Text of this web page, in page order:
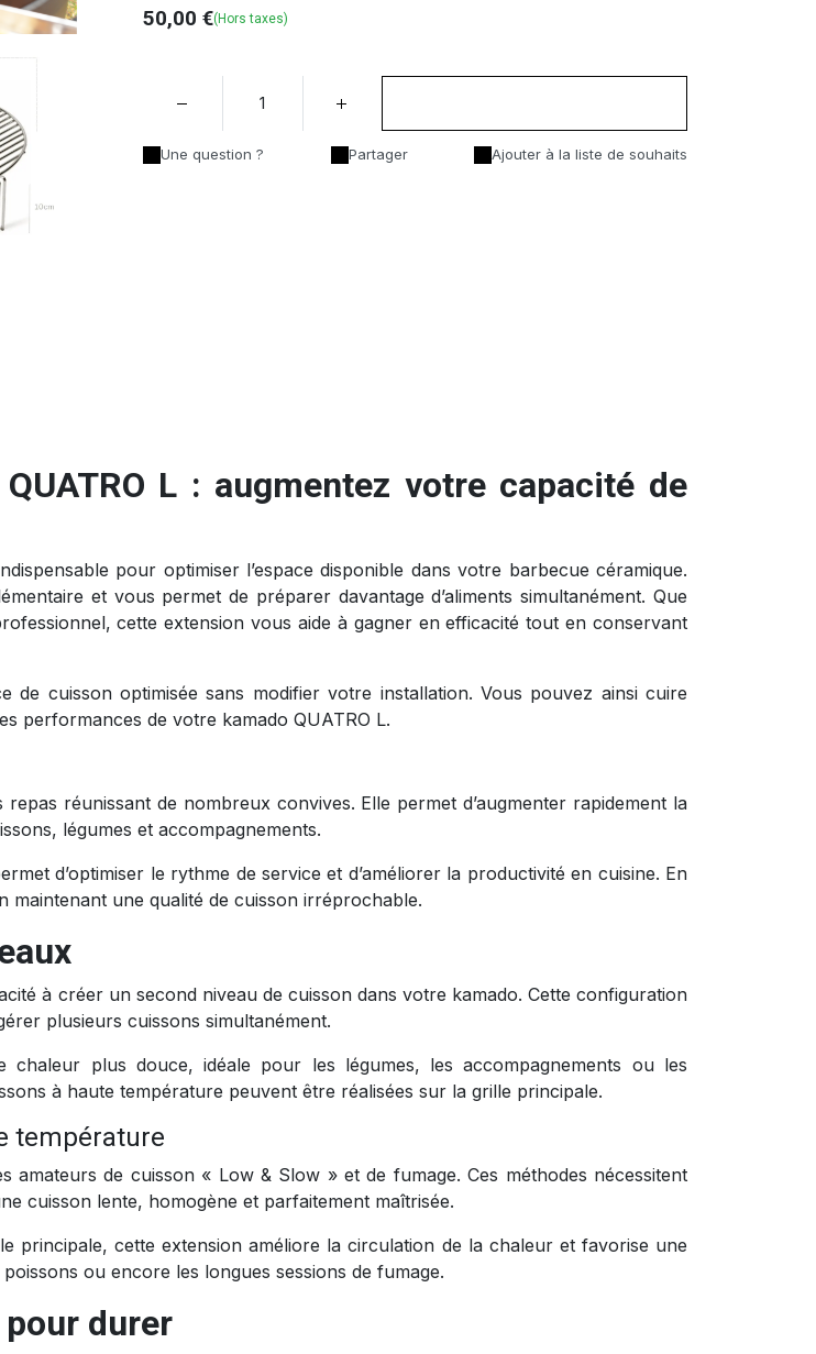
50,00 €(Hors taxes)
Une question ? Partager Ajouter à la liste de souhaits
L : augmentez votre capacité de
pour optimiser l’espace disponible dans votre barbecue céramique.
et vous permet de préparer davantage d’aliments simultanément. Que
cette extension vous aide à gagner en efficacité tout en conservant
de cuisson optimisée sans modifier votre installation. Vous pouvez ainsi cuire
performances de votre kamado QUATRO L.
réunissant de nombreux convives. Elle permet d’augmenter rapidement la
légumes et accompagnements.
d’optimiser le rythme de service et d’améliorer la productivité en cuisine. En
une qualité de cuisson irréprochable.
à créer un second niveau de cuisson dans votre kamado. Cette configuration
plusieurs cuissons simultanément.
chaleur plus douce, idéale pour les légumes, les accompagnements ou les
à haute température peuvent être réalisées sur la grille principale.
température
amateurs de cuisson « Low & Slow » et de fumage. Ces méthodes nécessitent
cuisson lente, homogène et parfaitement maîtrisée.
principale, cette extension améliore la circulation de la chaleur et favorise une
ou encore les longues sessions de fumage.
durer